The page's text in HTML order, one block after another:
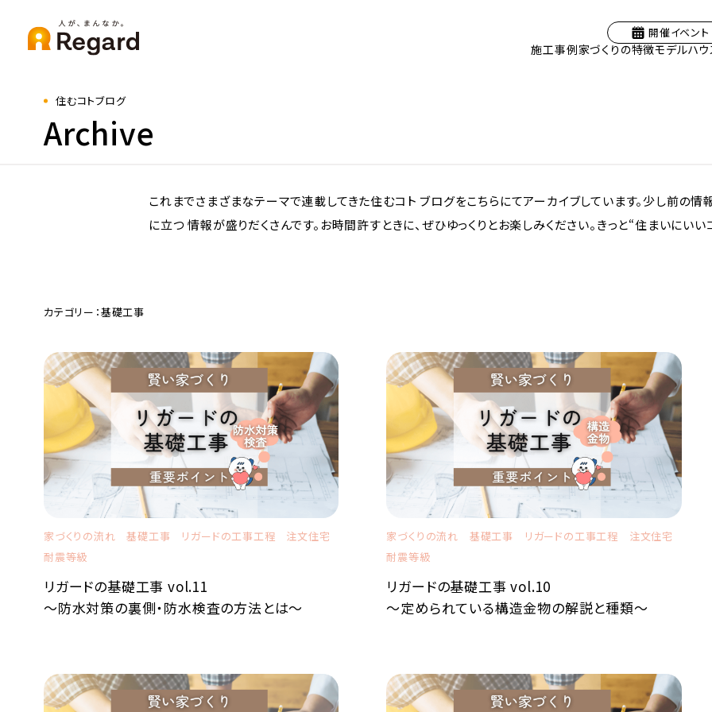
開催イベント
施工事例家づくりの特徴モデルハ
住むコトブログ
Archive
これまでさまざまなテーマで連載してきた住むコト ブログをこちらにてアーカイブしています。少し前の
に立つ 情報が盛りだくさんです。お時間許すときに、ぜひゆっくりとお楽しみください。きっと“住まいにい
カテゴリー：基礎工事
家づくりの流れ 基礎工事 リガードの工事工程
注文住宅
耐震等級
リガードの基礎工事 vol.11
～防水対策の裏側・防水検査の方法とは～
家づくりの流れ 基礎工事 リガードの工事工程
注文住宅
耐震等級
リガードの基礎工事 vol.10
～定められている構造金物の解説と種類～